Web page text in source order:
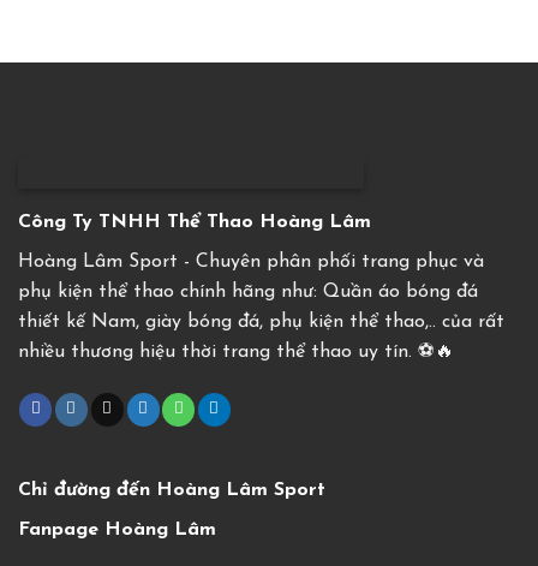
Công Ty TNHH Thể Thao Hoàng Lâm
Hoàng Lâm Sport - Chuyên phân phối trang phục và
phụ kiện thể thao chính hãng như: Quần áo bóng đá
thiết kế Nam, giày bóng đá, phụ kiện thể thao,.. của rất
nhiều thương hiệu thời trang thể thao uy tín. ⚽️🔥
Chỉ đường đến Hoàng Lâm Sport
Fanpage Hoàng Lâm